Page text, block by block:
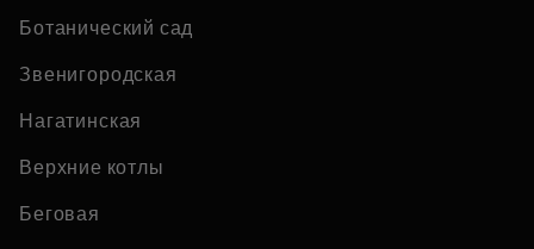
Ботанический сад
Звенигородская
Нагатинская
Верхние котлы
Беговая